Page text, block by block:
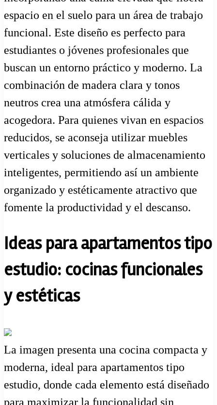
espacio en el suelo para un área de trabajo
funcional. Este diseño es perfecto para
estudiantes o jóvenes profesionales que
buscan un entorno práctico y moderno. La
combinación de madera clara y tonos
neutros crea una atmósfera cálida y
acogedora. Para quienes vivan en espacios
reducidos, se aconseja utilizar muebles
verticales y soluciones de almacenamiento
inteligentes, permitiendo así un ambiente
organizado y estéticamente atractivo que
fomente la productividad y el descanso.
Ideas para apartamentos tipo
estudio: cocinas funcionales
y estéticas
La imagen presenta una cocina compacta y
moderna, ideal para apartamentos tipo
estudio, donde cada elemento está diseñado
para maximizar la funcionalidad sin